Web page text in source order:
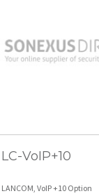
LC-VoIP+10
LANCOM, VoIP +10 Option